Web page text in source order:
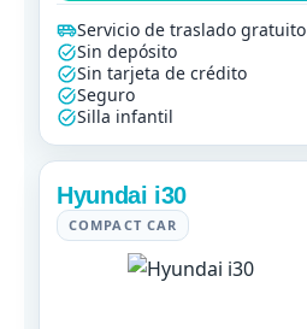
Servicio de traslado gratuito
Sin depósito
Sin tarjeta de crédito
Seguro
Silla infantil
Hyundai i30
COMPACT CAR